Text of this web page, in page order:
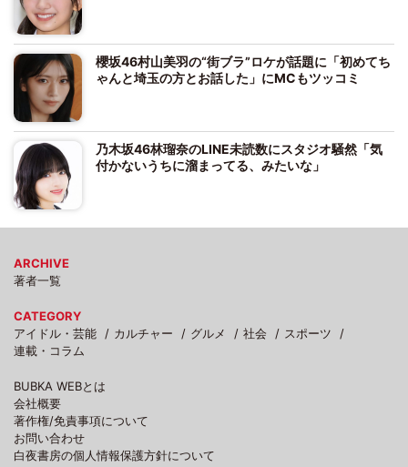
櫻坂46村山美羽の“街ブラ”ロケが話題に「初めてち
ゃんと埼玉の方とお話した」にMCもツッコミ
乃木坂46林瑠奈のLINE未読数にスタジオ騒然「気
付かないうちに溜まってる、みたいな」
ARCHIVE
著者一覧
CATEGORY
アイドル・芸能
カルチャー グルメ 社会
スポーツ
連載・コラム
BUBKA WEBとは
会社概要
著作権/免責事項について
お問い合わせ
白夜書房の個人情報保護方針について